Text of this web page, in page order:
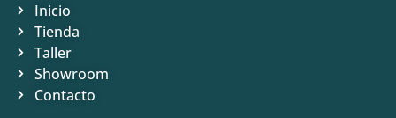
Inicio
Tienda
Taller
Showroom
Contacto